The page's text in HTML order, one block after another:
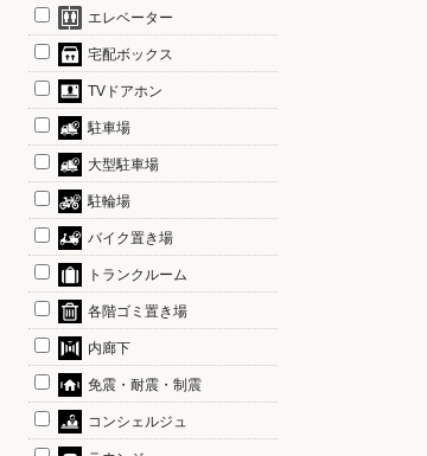
エレベーター
宅配ボックス
TVドアホン
駐車場
大型駐車場
駐輪場
バイク置き場
トランクルーム
各階ゴミ置き場
内廊下
免震・耐震・制震
コンシェルジュ